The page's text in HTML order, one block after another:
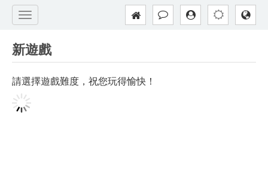
新遊戲
請選擇遊戲難度，祝您玩得愉快！